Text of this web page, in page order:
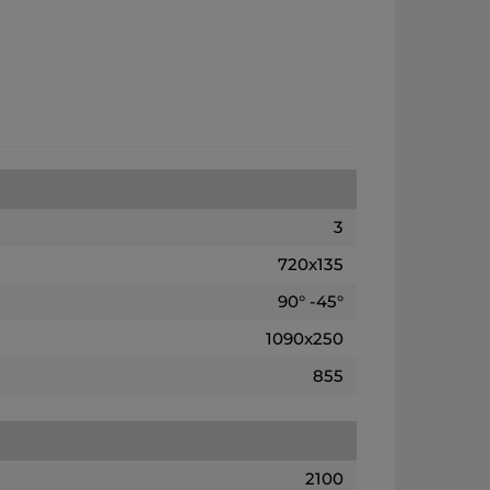
3
720x135
90° -45°
1090x250
855
2100